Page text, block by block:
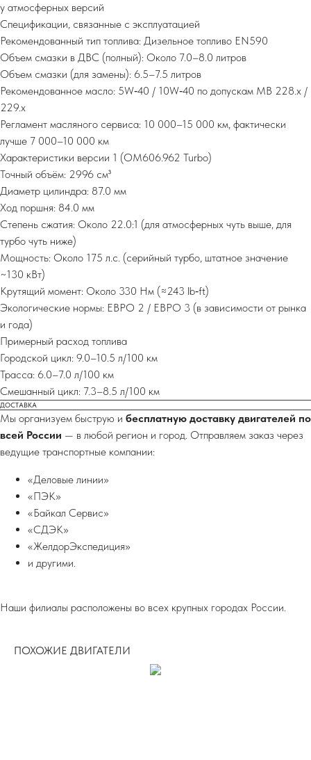
у атмосферных версий
Спецификации, связанные с эксплуатацией
Рекомендованный тип топлива: Дизельное топливо EN590
Объем смазки в ДВС (полный): Около 7.0–8.0 литров
Объем смазки (для замены): 6.5–7.5 литров
Рекомендованное масло: 5W‑40 / 10W‑40 по допускам MB 228.x /
229.x
Регламент масляного сервиса: 10 000–15 000 км, фактически
лучше 7 000–10 000 км
Характеристики версии 1 (OM606.962 Turbo)
Точный объём: 2996 см³
Диаметр цилиндра: 87.0 мм
Ход поршня: 84.0 мм
Степень сжатия: Около 22.0:1 (для атмосферных чуть выше, для
турбо чуть ниже)
Мощность: Около 175 л.с. (серийный турбо, штатное значение
~130 кВт)
Крутящий момент: Около 330 Нм (≈243 lb‑ft)
Экологические нормы: ЕВРО 2 / ЕВРО 3 (в зависимости от рынка
и года)
Примерный расход топлива
Городской цикл: 9.0–10.5 л/100 км
Трасса: 6.0–7.0 л/100 км
Смешанный цикл: 7.3–8.5 л/100 км
ДОСТАВКА
Мы организуем быструю и бесплатную доставку двигателей по
всей России — в любой регион и город. Отправляем заказ через
ведущие транспортные компании:
«Деловые линии»
«ПЭК»
«Байкал Сервис»
«СДЭК»
«ЖелдорЭкспедиция»
и другими.
Наши филиалы расположены во всех крупных городах России.
ПОХОЖИЕ ДВИГАТЕЛИ